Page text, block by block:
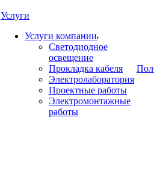
Услуги
Услуги компании
Светодиодное
освещение
Прокладка кабеля
Электролаборатория
Проектные работы
Электромонтажные
работы